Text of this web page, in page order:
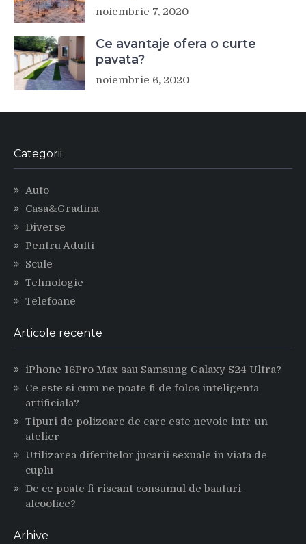
noiembrie 7, 2020
Ce avantaje ofera o curte
pavata?
noiembrie 6, 2020
Categorii
Auto
Casa&Gradina
Diverse
Pentru Adulti
Scule
Tehnologie
Telefoane
Articole recente
iPhone 16Pro Max sau Samsung Galaxy S24 Ultra?
Ce este si cum ne poate fi de folos inteligenta
artificiala?
Tipuri de polizoare de care este nevoie intr-un
atelier
Utilizarea diferitelor jucarii sexuale in viata de
cuplu
De ce poate fi riscant consumul de bauturi
alcoolice?
Arhive